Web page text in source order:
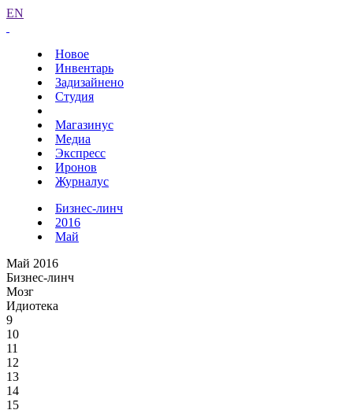
EN
Новое
Инвентарь
Задизайнено
Студия
Магазинус
Медиа
Экспресс
Иронов
Журналус
Бизнес-линч
2016
Май
Май 2016
Бизнес-линч
Мозг
Идиотека
9
10
11
12
13
14
15